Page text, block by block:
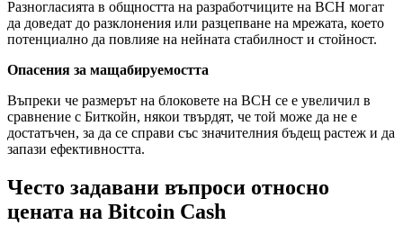
Разногласията в общността на разработчиците на BCH могат
да доведат до разклонения или разцепване на мрежата, което
потенциално да повлияе на нейната стабилност и стойност.
Опасения за мащабируемостта
Въпреки че размерът на блоковете на BCH се е увеличил в
сравнение с Биткойн, някои твърдят, че той може да не е
достатъчен, за да се справи със значителния бъдещ растеж и да
запази ефективността.
Често задавани въпроси относно
цената на Bitcoin Cash